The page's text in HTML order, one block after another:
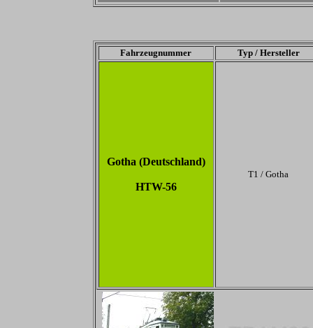
Fahrzeugnummer Typ / Hersteller
Gotha (Deutschland)
HTW-56
T1 / Gotha